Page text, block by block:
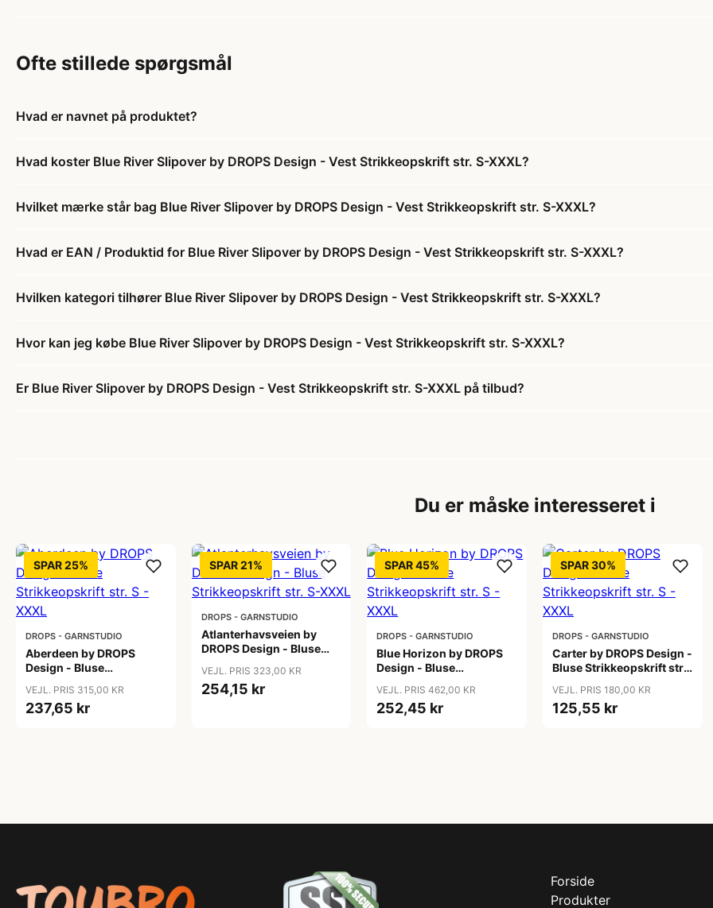
Ofte stillede spørgsmål
Hvad er navnet på produktet?
Hvad koster Blue River Slipover by DROPS Design - Vest Strikkeopskrift str. S-XXXL?
Hvilket mærke står bag Blue River Slipover by DROPS Design - Vest Strikkeopskrift str. S-XXXL?
Hvad er EAN / Produktid for Blue River Slipover by DROPS Design - Vest Strikkeopskrift str. S-XXXL?
Hvilken kategori tilhører Blue River Slipover by DROPS Design - Vest Strikkeopskrift str. S-XXXL?
Hvor kan jeg købe Blue River Slipover by DROPS Design - Vest Strikkeopskrift str. S-XXXL?
Er Blue River Slipover by DROPS Design - Vest Strikkeopskrift str. S-XXXL på tilbud?
Du er måske interesseret i
SPAR 25%
DROPS - GARNSTUDIO
Aberdeen by DROPS
Design - Bluse
XXXL
VEJL. PRIS 315,00 KR
237,65 kr
SPAR 21%
DROPS - GARNSTUDIO
Atlanterhavsveien by
DROPS Design - Bluse
XXXL
VEJL. PRIS 323,00 KR
254,15 kr
SPAR 45%
DROPS - GARNSTUDIO
Blue Horizon by DROPS
Design - Bluse
XXXL
VEJL. PRIS 462,00 KR
252,45 kr
SPAR 30%
DROPS - GARNSTUDIO
Carter by DROPS Design -
Bluse Strikkeopskrift str.
VEJL. PRIS 180,00 KR
125,55 kr
Forside
Produkter